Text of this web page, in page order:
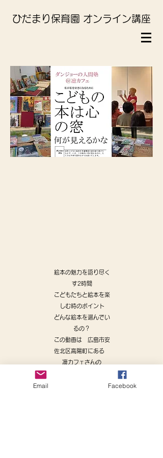
ひだまり保育園 オンライン講座
絵本の魅力を語り尽く
す2時間
こどもたちと絵本を楽
しむ時のポイント
どんな絵本を選んでい
るの？
この動画は 広島市安
佐北区高陽町にある
凛カフェさんの
ダンジョーの人間塾
Email Facebook